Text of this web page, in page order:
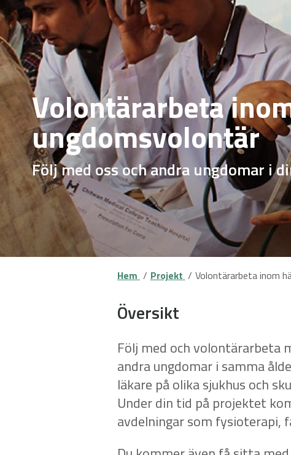
Volontärarbeta
ungdomsvolontär
Följ med oss och andra ungdomar i
Hem Projekt Volontärarbeta inom
Översikt
Följ med och volontärarbeta
andra ungdomar i samma
läkare på olika sjukhus och
Under din tid på projektet
avdelningar som fysioterapi,